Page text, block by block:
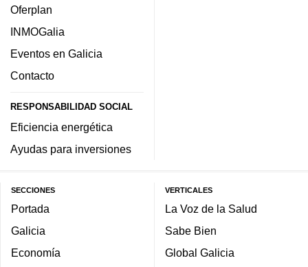
Oferplan
INMOGalia
Eventos en Galicia
Contacto
RESPONSABILIDAD SOCIAL
Eficiencia energética
Ayudas para inversiones
SECCIONES
Portada
Galicia
Economía
VERTICALES
La Voz de la Salud
Sabe Bien
Global Galicia